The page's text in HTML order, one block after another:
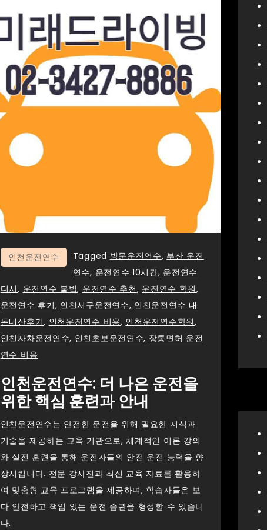
인천운전연수 Tagged 방문운전연수, 부산 운전
연수, 운전연수 10시간, 운전연수
디시, 운전연수 불법, 운전연수 추천, 운전연수 학원,
운전연수 후기, 인천서구운전연수, 인천운전연수 내
돈내산후기, 인천운전연수 비용, 인천운전연수학원,
인천자차운전연수, 인천초보운전연수, 장롱면허 운전
연수 비용
인천운전연수: 더 나은 운전을
위한 핵심 훈련과 안내
인천운전연수는 안전한 운전을 위해 필요한 지식과
기술을 제공하는 교육 기관으로, 체계적인 이론 강의
와 실전 훈련을 통해 운전자들의 안전 운전 능력을 향
상시킵니다. 전문 강사진과 최신 교육 자료를 활용하
여 맞춤형 교육 프로그램을 제공하며, 학습자들은 보
다 안전하고 책임 있는 운전 습관을 형성할 수 있습니
다.